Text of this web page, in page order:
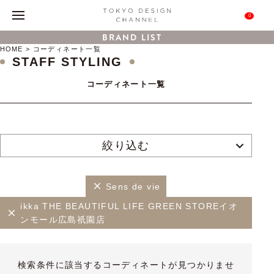
0
BRAND LIST
HOME コーディネート一覧
STAFF STYLING
コーディネート一覧
絞り込む
Sens de vie
ikka THE BEAUTIFUL LIFE GREEN STOREイオ
ンモール広島祇園店
検索条件に該当するコーディネートが見つかりませ